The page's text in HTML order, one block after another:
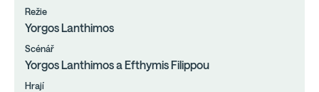
Režie
Yorgos Lanthimos
Scénář
Yorgos Lanthimos a Efthymis Filippou
Hrají